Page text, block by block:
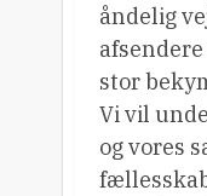
åndelig
stor
Vi vil
og vores